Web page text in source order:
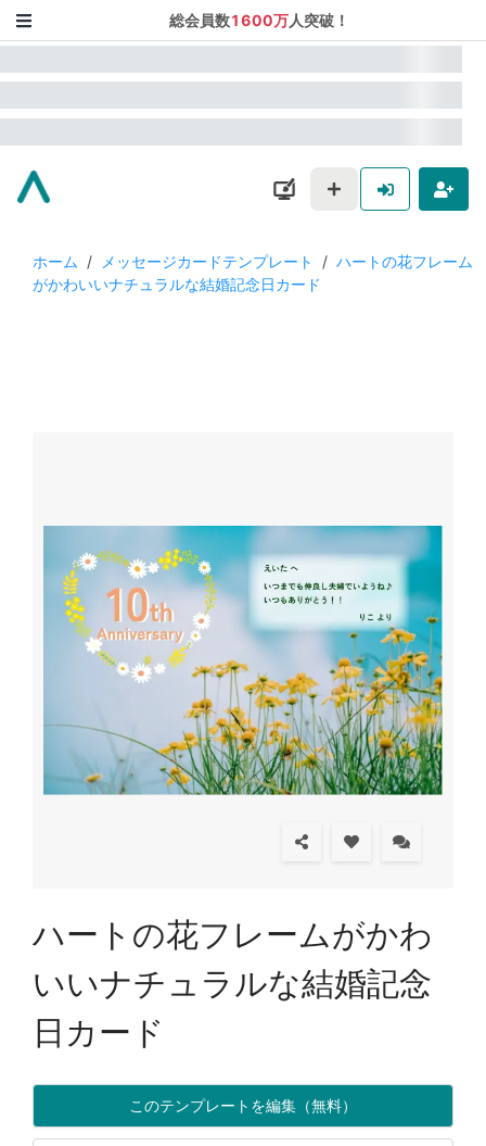
総会員数1600万人突破！
ホーム / メッセージカードテンプレート / ハートの花フレーム
がかわいいナチュラルな結婚記念日カード
ハートの花フレームがかわ
いいナチュラルな結婚記念
日カード
このテンプレートを編集（無料）